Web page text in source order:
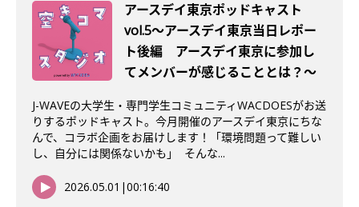
アースデイ東京ポッドキャスト
vol.5〜アースデイ東京当日レポー
ト後編 アースデイ東京に参加し
てメンバーが感じることとは？〜
J-WAVEの大学生・専門学生コミュニティWACDOESがお送
りするポッドキャスト。今月開催のアースデイ東京にちな
んで、コラボ企画をお届けします！「環境問題って難しい
し、自分には関係ないかも」 そんな...
2026.05.01 |00:16:40